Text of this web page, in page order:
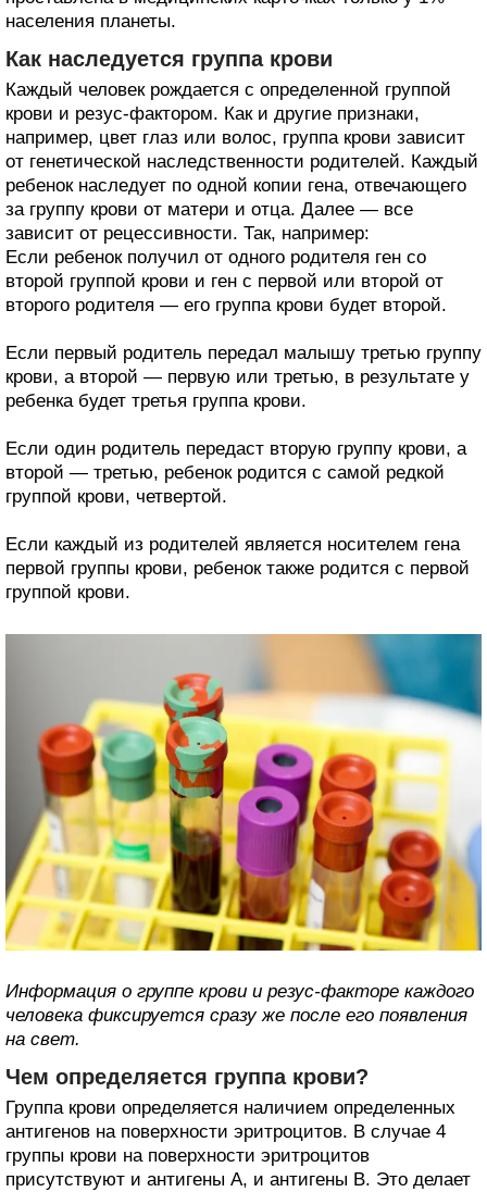
населения планеты.
Как наследуется группа крови
Каждый человек рождается с определенной группой
крови и резус-фактором. Как и другие признаки,
например, цвет глаз или волос, группа крови зависит
от генетической наследственности родителей. Каждый
ребенок наследует по одной копии гена, отвечающего
за группу крови от матери и отца. Далее — все
зависит от рецессивности. Так, например:
Если ребенок получил от одного родителя ген со
второй группой крови и ген с первой или второй от
второго родителя — его группа крови будет второй.
Если первый родитель передал малышу третью группу
крови, а второй — первую или третью, в результате у
ребенка будет третья группа крови.
Если один родитель передаст вторую группу крови, а
второй — третью, ребенок родится с самой редкой
группой крови, четвертой.
Если каждый из родителей является носителем гена
первой группы крови, ребенок также родится с первой
группой крови.
Информация о группе крови и резус-факторе каждого
человека фиксируется сразу же после его появления
на свет.
Чем определяется группа крови?
Группа крови определяется наличием определенных
антигенов на поверхности эритроцитов. В случае 4
группы крови на поверхности эритроцитов
присутствуют и антигены A, и антигены B. Это делает